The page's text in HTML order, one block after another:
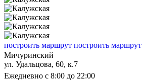
построить маршрут построить маршрут
Мичуринский
ул. Удальцова, 60, к.7
Ежедневно с 8:00 до 22:00